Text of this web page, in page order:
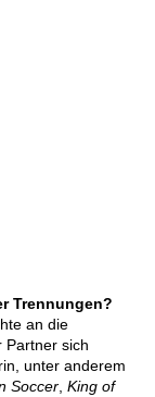
Trennungen?
an die
Partner sich
unter anderem
Soccer King of